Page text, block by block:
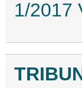
1/2017